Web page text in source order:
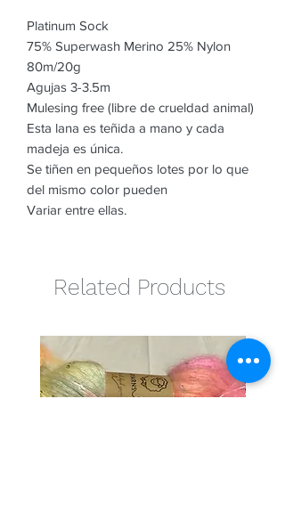
Platinum Sock
75% Superwash Merino 25% Nylon
80m/20g
Agujas 3-3.5m
Mulesing free (libre de crueldad animal)
Esta lana es teñida a mano y cada
madeja es única.
Se tiñen en pequeños lotes por lo que
del mismo color pueden
Variar entre ellas.
Related Products